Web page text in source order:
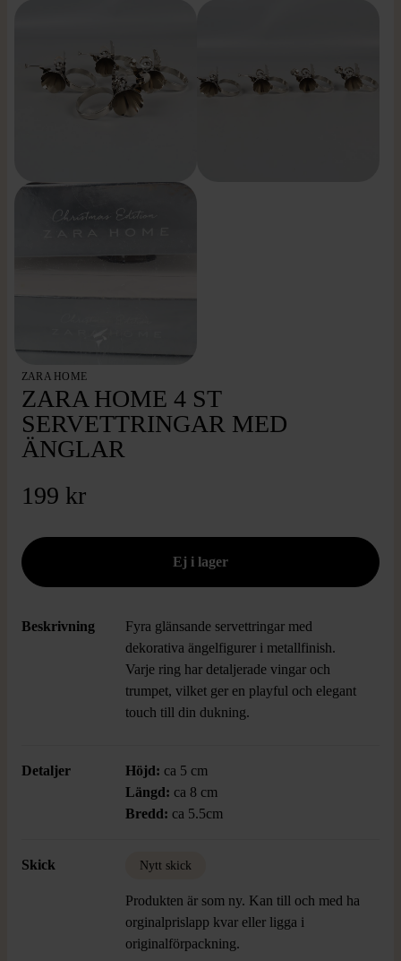
ZARA HOME
ZARA HOME 4 ST
SERVETTRINGAR MED
ÄNGLAR
199 kr
Beskrivning
Fyra glänsande servettringar med
dekorativa ängelfigurer i metallfinish.
Varje ring har detaljerade vingar och
trumpet, vilket ger en playful och elegant
touch till din dukning.
Detaljer Höjd: ca 5 cm
Längd: ca 8 cm
Bredd: ca 5.5cm
Skick Nytt skick
Produkten är som ny. Kan till och med ha
orginalprislapp kvar eller ligga i
originalförpackning.